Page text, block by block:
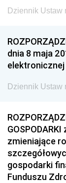
Dziennik Ustaw
dnia 8 maja
Dziennik Ustaw
zmieniające
gospodarki
Funduszu